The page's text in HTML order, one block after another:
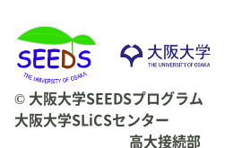
© 大阪大学SEEDSプログラム
大阪大学SLiCSセンター
高大接続部